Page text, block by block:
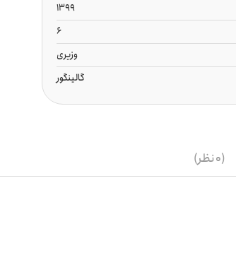
1399
6
وزیری
گالینگور
(0 نظر)